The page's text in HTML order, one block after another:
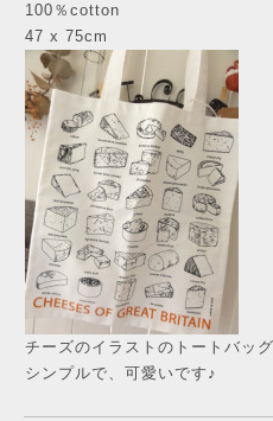
100％cotton
47 x 75cm
チーズのイラストのトートバッ
シンプルで、可愛いです♪